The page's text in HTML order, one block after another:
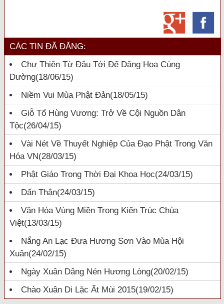
CÁC TIN ĐÃ ĐĂNG:
Chư Thiên Từ Đâu Tới Để Dâng Hoa Cúng
Dường(18/06/15)
Niềm Vui Mùa Phật Đản(18/05/15)
Giỗ Tổ Hùng Vương: Trở Về Cội Nguồn Dân
Tộc(26/04/15)
Vài Nét Về Thuyết Nghiệp Của Đạo Phật Trong Văn
Hóa VN(28/03/15)
Phật Giáo Trong Thời Đại Khoa Học(24/03/15)
Dấn Thân(24/03/15)
Văn Hóa Vùng Miền Trong Kiến Trúc Chùa
Việt(13/03/15)
Nắng An Lạc Đưa Hương Sơn Vào Mùa Hội
Xuân(24/02/15)
Ngày Xuân Dâng Nén Hương Lòng(20/02/15)
Chào Xuân Di Lặc Ất Mùi 2015(19/02/15)